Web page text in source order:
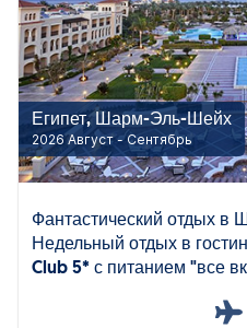
Египет, Шарм-Эль-Шейх
2026 Август - Сентябрь
Фантастический отдых в
Недельный отдых в
Club 5* с питанием "все